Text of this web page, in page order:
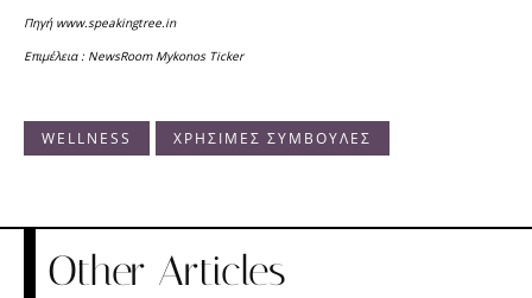
Πηγή www.speakingtree.in
Επιμέλεια : NewsRoom Mykonos Ticker
WELLNESS ΧΡΗΣΙΜΕΣ ΣΥΜΒΟΥΛΕΣ
Other Articles